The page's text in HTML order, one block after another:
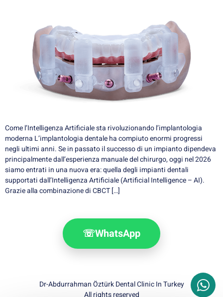
Come l’Intelligenza Artificiale sta rivoluzionando l’implantologia
moderna L’implantologia dentale ha compiuto enormi progressi
negli ultimi anni. Se in passato il successo di un impianto dipendeva
principalmente dall’esperienza manuale del chirurgo, oggi nel 2026
siamo entrati in una nuova era: quella degli impianti dentali
supportati dall’Intelligenza Artificiale (Artificial Intelligence – AI).
Grazie alla combinazione di CBCT […]
☏WhatsApp
Dr-Abdurrahman Öztürk Dental Clinic In Turkey
All rights reserved